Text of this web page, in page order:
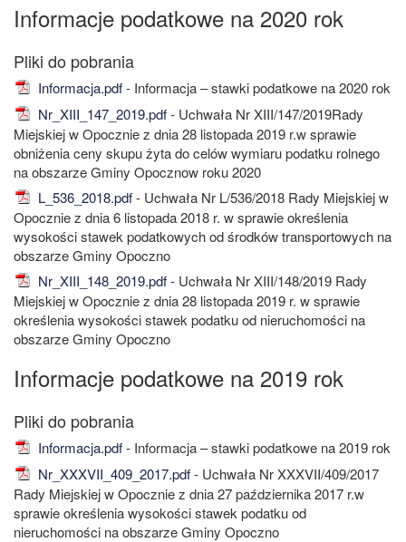
Informacje podatkowe na 2020 rok
Informacja.pdf- Informacja – stawki podatkowe na 2020 rok
Nr_XIII_147_2019.pdf- Uchwała Nr XIII/147/2019Rady
Miejskiej w Opocznie z dnia 28 listopada 2019 r.w sprawie
obniżenia ceny skupu żyta do celów wymiaru podatku rolnego
na obszarze Gminy Opocznow roku 2020
L_536_2018.pdf- Uchwała Nr L/536/2018 Rady Miejskiej w
Opocznie z dnia 6 listopada 2018 r. w sprawie określenia
wysokości stawek podatkowych od środków transportowych na
obszarze Gminy Opoczno
Nr_XIII_148_2019.pdf- Uchwała Nr XIII/148/2019 Rady
Miejskiej w Opocznie z dnia 28 listopada 2019 r. w sprawie
określenia wysokości stawek podatku od nieruchomości na
obszarze Gminy Opoczno
Informacje podatkowe na 2019 rok
Informacja.pdf- Informacja – stawki podatkowe na 2019 rok
Nr_XXXVII_409_2017.pdf- Uchwała Nr XXXVII/409/2017
Rady Miejskiej w Opocznie z dnia 27 października 2017 r.w
sprawie określenia wysokości stawek podatku od
nieruchomości na obszarze Gminy Opoczno